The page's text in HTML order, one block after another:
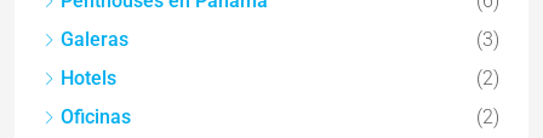
Galeras
(3)
Hotels
(2)
Oficinas
(2)